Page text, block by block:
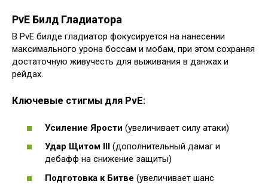
PvE Билд Гладиатора
В PvE билде гладиатор фокусируется на нанесении
максимального урона боссам и мобам, при этом сохраняя
достаточную живучесть для выживания в данжах и
рейдах.
Ключевые стигмы для PvE:
Усиление Ярости (увеличивает силу атаки)
Удар Щитом III (дополнительный дамаг и
дебафф на снижение защиты)
Подготовка к Битве (увеличивает шанс